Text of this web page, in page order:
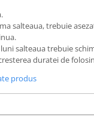
salteaua, trebuie
salteaua trebuie
duratei de
produs